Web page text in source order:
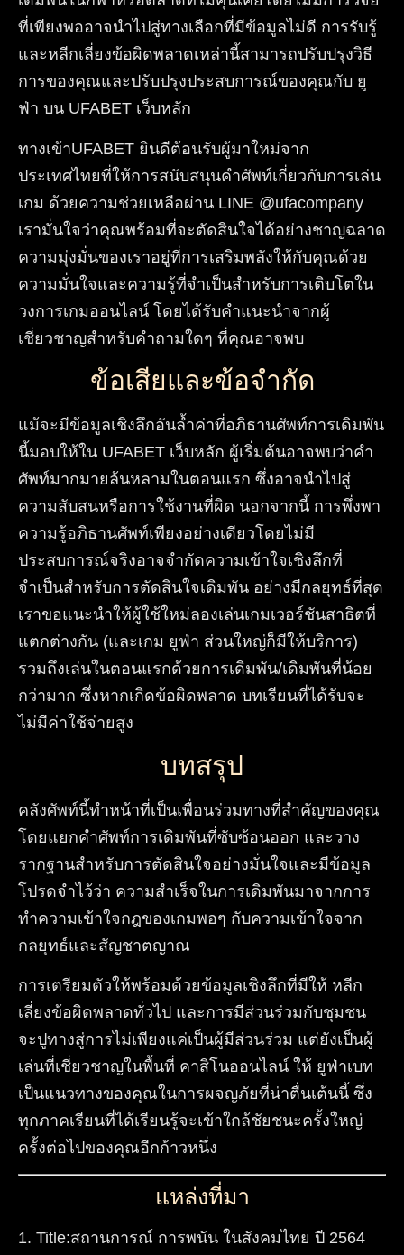
ที่เพียงพออาจนำไปสู่ทางเลือกที่มีข้อมูลไม่ดี การรับรู้
และหลีกเลี่ยงข้อผิดพลาดเหล่านี้สามารถปรับปรุงวิธี
การของคุณและปรับปรุงประสบการณ์ของคุณกับ ยู
ฟ่า บน UFABET เว็บหลัก
ทางเข้าUFABET ยินดีต้อนรับผู้มาใหม่จาก
ประเทศไทยที่ให้การสนับสนุนคำศัพท์เกี่ยวกับการเล่น
เกม ด้วยความช่วยเหลือผ่าน LINE @ufacompany
เรามั่นใจว่าคุณพร้อมที่จะตัดสินใจได้อย่างชาญฉลาด
ความมุ่งมั่นของเราอยู่ที่การเสริมพลังให้กับคุณด้วย
ความมั่นใจและความรู้ที่จำเป็นสำหรับการเติบโตใน
วงการเกมออนไลน์ โดยได้รับคำแนะนำจากผู้
เชี่ยวชาญสำหรับคำถามใดๆ ที่คุณอาจพบ
ข้อเสียและข้อจำกัด
แม้จะมีข้อมูลเชิงลึกอันล้ำค่าที่อภิธานศัพท์การเดิมพัน
นี้มอบให้ใน UFABET เว็บหลัก ผู้เริ่มต้นอาจพบว่าคำ
ศัพท์มากมายล้นหลามในตอนแรก ซึ่งอาจนำไปสู่
ความสับสนหรือการใช้งานที่ผิด นอกจากนี้ การพึ่งพา
ความรู้อภิธานศัพท์เพียงอย่างเดียวโดยไม่มี
ประสบการณ์จริงอาจจำกัดความเข้าใจเชิงลึกที่
จำเป็นสำหรับการตัดสินใจเดิมพัน อย่างมีกลยุทธ์ที่สุด
เราขอแนะนำให้ผู้ใช้ใหม่ลองเล่นเกมเวอร์ชันสาธิตที่
แตกต่างกัน (และเกม ยูฟ่า ส่วนใหญ่ก็มีให้บริการ)
รวมถึงเล่นในตอนแรกด้วยการเดิมพัน/เดิมพันที่น้อย
กว่ามาก ซึ่งหากเกิดข้อผิดพลาด บทเรียนที่ได้รับจะ
ไม่มีค่าใช้จ่ายสูง
บทสรุป
คลังศัพท์นี้ทำหน้าที่เป็นเพื่อนร่วมทางที่สำคัญของคุณ
โดยแยกคำศัพท์การเดิมพันที่ซับซ้อนออก และวาง
รากฐานสำหรับการตัดสินใจอย่างมั่นใจและมีข้อมูล
โปรดจำไว้ว่า ความสำเร็จในการเดิมพันมาจากการ
ทำความเข้าใจกฎของเกมพอๆ กับความเข้าใจจาก
กลยุทธ์และสัญชาตญาณ
การเตรียมตัวให้พร้อมด้วยข้อมูลเชิงลึกที่มีให้ หลีก
เลี่ยงข้อผิดพลาดทั่วไป และการมีส่วนร่วมกับชุมชน
จะปูทางสู่การไม่เพียงแค่เป็นผู้มีส่วนร่วม แต่ยังเป็นผู้
เล่นที่เชี่ยวชาญในพื้นที่ คาสิโนออนไลน์ ให้ ยูฟ่าเบท
เป็นแนวทางของคุณในการผจญภัยที่น่าตื่นเต้นนี้ ซึ่ง
ทุกภาคเรียนที่ได้เรียนรู้จะเข้าใกล้ชัยชนะครั้งใหญ่
ครั้งต่อไปของคุณอีกก้าวหนึ่ง
แหล่งที่มา
1. Title:สถานการณ์ การพนัน ในสังคมไทย ปี 2564